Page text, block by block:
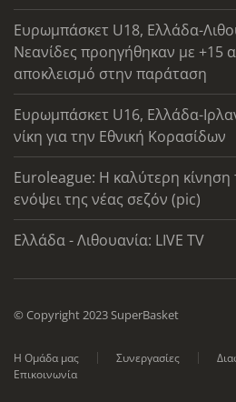
Ευρωμπάσκετ U18, Ελλάδα-
Νεανίδες προηγήθηκαν με +15
αποκλεισμό στην παράταση
Ευρωμπάσκετ U16, Ελλάδα-
νίκη για την Εθνική Κορασίδων
Euroleague: Η καλύτερη κίνηση
ενόψει της νέας σεζόν (pic)
Ελλάδα - Λιθουανία: LIVE TV
© Copyright 2023 SuperBasket
Η Ομάδα μας Συνεργασίες
Επικοινωνία